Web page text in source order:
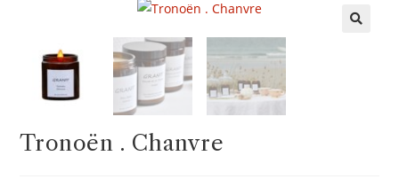
Tronoën . Chanvre